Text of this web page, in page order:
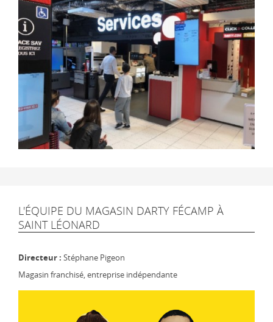
L'ÉQUIPE DU MAGASIN DARTY FÉCAMP À
SAINT LÉONARD
Directeur : Stéphane Pigeon
Magasin franchisé, entreprise indépendante